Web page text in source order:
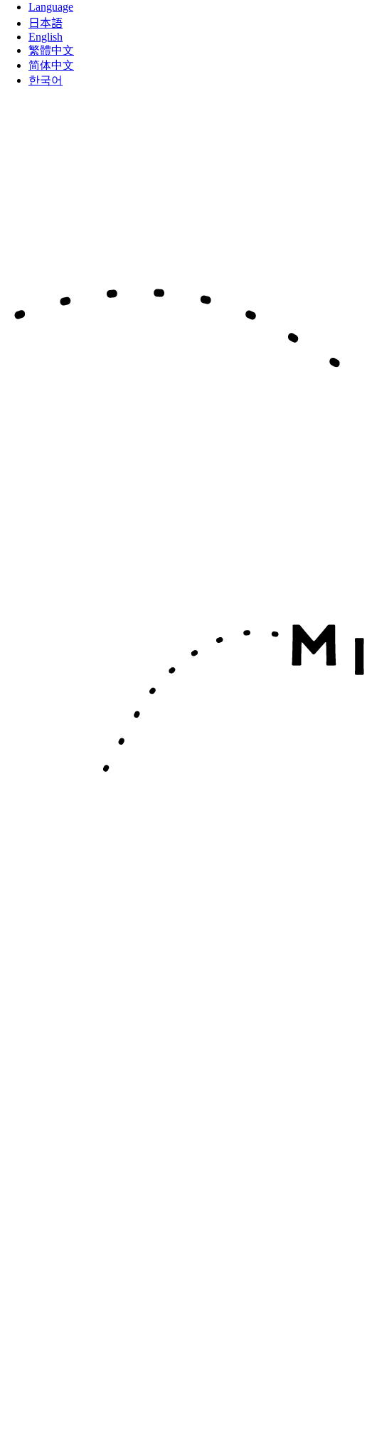
Language
日本語
English
繁體中文
简体中文
한국어